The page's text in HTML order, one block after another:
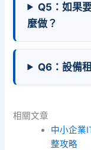
Q5：如果
麼做？
Q6：設備
相關文章
中小企業
整攻略